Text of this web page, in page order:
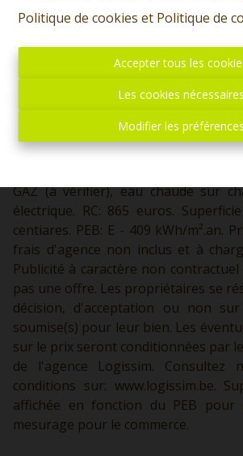
Politique de cookies et Politique de
Accepter tous les
Les cookies nécessaires
Modifier les préférences
charge de l'acquéreur. Boussu
habitation comprenant: Sous-sol:
de +/- 60 m² avec BAR, sanitaires,
stock. Etage: Logement pour le
comprenant une cuisine séjour,
deux chambres. Divers: Châssis
GAZ (à vérifier), eau chaude sur
électrique. RC: 865 euros.
centiares. PEB: E - 409 kWh/m².an.
frais d'agence non inclus et à
Publicité à caractère non
pas une offre. Les propriétaires se
décision, d'acceptation ou non
soumise(s) pour leur bien. Les
sur le prix seront conditionnées par
de l'agence Logissim. Consultez
conditions sur: www.logissim.be.
affichée en fonction du PEB pour
mesurage pour le commerce.